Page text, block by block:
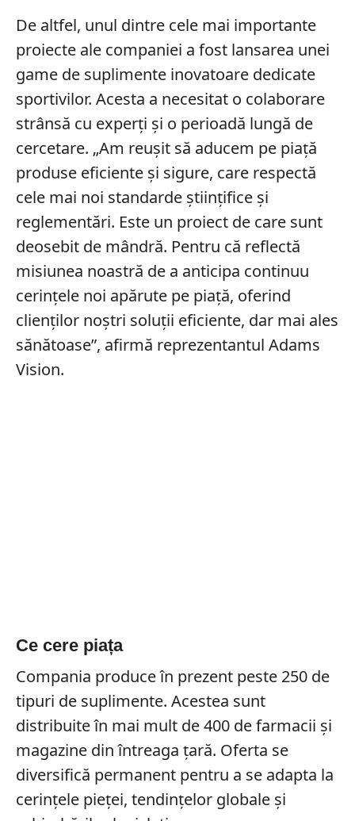
De altfel, unul dintre cele mai importante
proiecte ale companiei a fost lansarea unei
game de suplimente inovatoare dedicate
sportivilor. Acesta a necesitat o colaborare
strânsă cu experți și o perioadă lungă de
cercetare. „Am reușit să aducem pe piață
produse eficiente și sigure, care respectă
cele mai noi standarde științifice și
reglementări. Este un proiect de care sunt
deosebit de mândră. Pentru că reflectă
misiunea noastră de a anticipa continuu
cerințele noi apărute pe piață, oferind
clienților noștri soluții eficiente, dar mai ales
sănătoase”, afirmă reprezentantul Adams
Vision.
Ce cere piața
Compania produce în prezent peste 250 de
tipuri de suplimente. Acestea sunt
distribuite în mai mult de 400 de farmacii și
magazine din întreaga țară. Oferta se
diversifică permanent pentru a se adapta la
cerințele pieței, tendințelor globale și